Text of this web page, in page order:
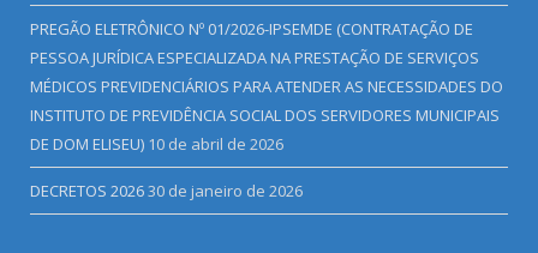
PREGÃO ELETRÔNICO Nº 01/2026-IPSEMDE (CONTRATAÇÃO DE
PESSOA JURÍDICA ESPECIALIZADA NA PRESTAÇÃO DE SERVIÇOS
MÉDICOS PREVIDENCIÁRIOS PARA ATENDER AS NECESSIDADES DO
INSTITUTO DE PREVIDÊNCIA SOCIAL DOS SERVIDORES MUNICIPAIS
DE DOM ELISEU) 10 de abril de 2026
DECRETOS 202630 de janeiro de 2026